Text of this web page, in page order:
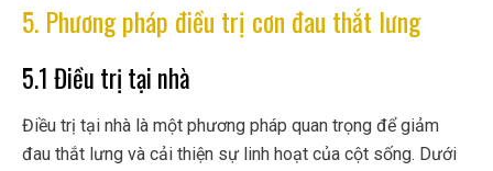
5. Phương pháp điều trị cơn đau thắt lưng
5.1 Điều trị tại nhà
Điều trị tại nhà là một phương pháp quan trọng để giảm
đau thắt lưng và cải thiện sự linh hoạt của cột sống. Dưới